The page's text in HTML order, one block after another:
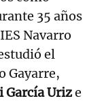
35 años
Navarro
el
Gayarre,
García Urize